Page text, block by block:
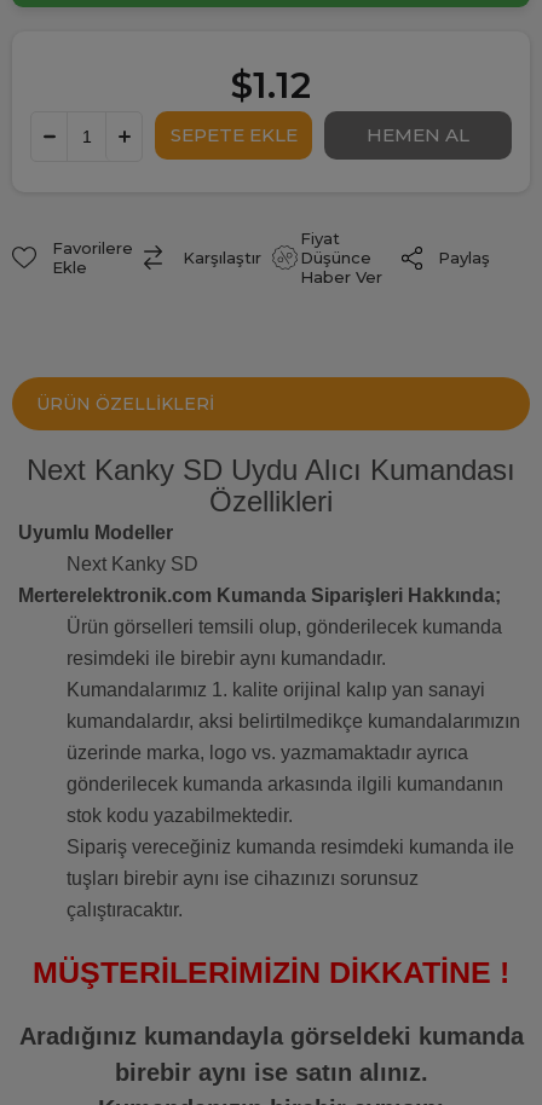
$1.12
Favorilere
Ekle
Karşılaştır
Fiyat
Düşünce
Haber Ver
Paylaş
ÜRÜN ÖZELLIKLERI
Next Kanky SD Uydu Alıcı Kumandası
Özellikleri
Uyumlu Modeller
Next Kanky SD
Merterelektronik.com Kumanda Siparişleri Hakkında;
Ürün görselleri temsili olup, gönderilecek kumanda
resimdeki ile birebir aynı kumandadır.
Kumandalarımız 1. kalite orijinal kalıp yan sanayi
kumandalardır, aksi belirtilmedikçe kumandalarımızın
üzerinde marka, logo vs. yazmamaktadır ayrıca
gönderilecek kumanda arkasında ilgili kumandanın
stok kodu yazabilmektedir.
Sipariş vereceğiniz kumanda resimdeki kumanda ile
tuşları birebir aynı ise cihazınızı sorunsuz
çalıştıracaktır.
MÜŞTERİLERİMİZİN DİKKATİNE !
Aradığınız kumandayla görseldeki kumanda
birebir aynı ise satın alınız.